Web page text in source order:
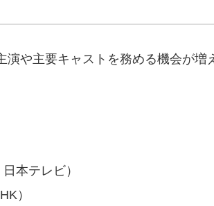
や主要キャストを務める機会が
本テレビ）
）